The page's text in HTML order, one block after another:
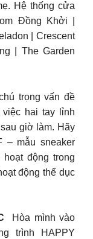
Hệ thống cửa
Đồng Khởi |
| Crescent
| The Garden
trọng vấn đề
hai tay lỉnh
giờ làm. Hãy
– mẫu sneaker
động trong
động thể dục
Hòa mình vào
trình HAPPY